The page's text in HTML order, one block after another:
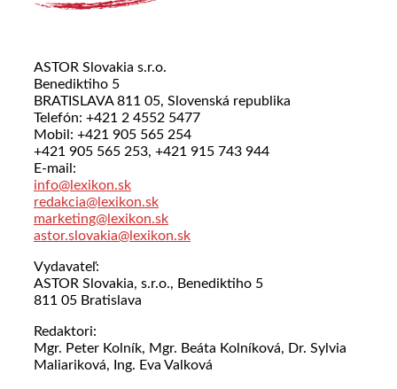
ASTOR Slovakia s.r.o.
Benediktiho 5
BRATISLAVA 811 05, Slovenská republika
Telefón: +421 2 4552 5477
Mobil: +421 905 565 254
+421 905 565 253, +421 915 743 944
E-mail:
info@lexikon.sk
redakcia@lexikon.sk
marketing@lexikon.sk
astor.slovakia@lexikon.sk
Vydavateľ:
ASTOR Slovakia, s.r.o., Benediktiho 5
811 05 Bratislava
Redaktori:
Mgr. Peter Kolník, Mgr. Beáta Kolníková, Dr. Sylvia
Maliariková, Ing. Eva Valková